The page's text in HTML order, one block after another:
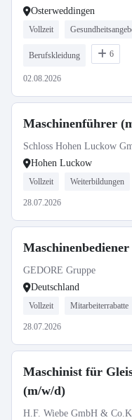
Osterweddingen
Vollzeit
Berufskleidung 6
02.08.2026
Maschinenführer
Schloss Hohen Luckow
Hohen Luckow
Vollzeit Weiterbildungen
28.07.2026
GEDORE Gruppe
Deutschland
Vollzeit Mitarbeiterrabatte
28.07.2026
Maschinist für
(m/w/d)
H.F. Wiebe GmbH &